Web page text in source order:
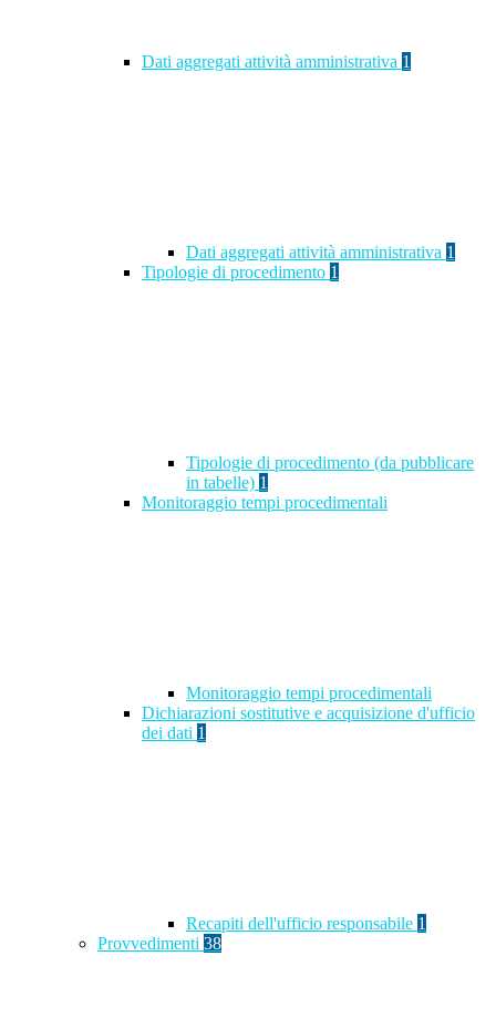
Dati aggregati attività amministrativa 1
Dati aggregati attività amministrativa 1
Tipologie di procedimento 1
Tipologie di procedimento (da pubblicare
in tabelle) 1
Monitoraggio tempi procedimentali
Monitoraggio tempi procedimentali
Dichiarazioni sostitutive e acquisizione d'ufficio
dei dati 1
Recapiti dell'ufficio responsabile 1
Provvedimenti 38